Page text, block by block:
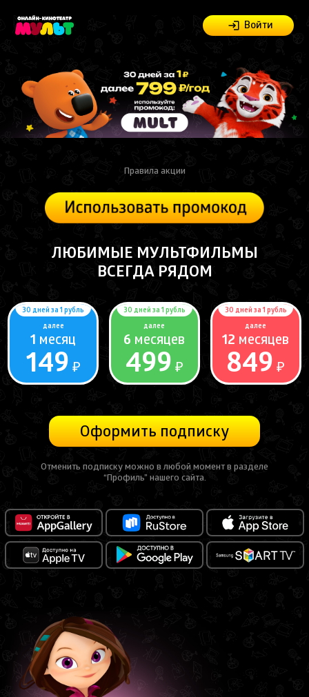
Войти
Правила акции
ЛЮБИМЫЕ МУЛЬТФИЛЬМЫ
ВСЕГДА РЯДОМ
30 дней за 1 рубль
далее
1 месяц
149 ₽
30 дней за 1 рубль
далее
6 месяцев
499 ₽
30 дней за 1 рубль
далее
12 месяцев
849 ₽
Оформить подписку
Отменить подписку можно в любой момент в разделе
“Профиль” нашего сайта.